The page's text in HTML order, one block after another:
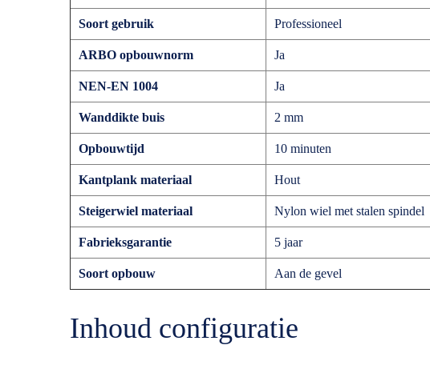
Soort gebruik Professioneel
ARBO opbouwnorm Ja
NEN-EN 1004 Ja
Wanddikte buis 2 mm
Opbouwtijd 10 minuten
Kantplank materiaal Hout
Steigerwiel materiaal Nylon wiel met stalen spindel
Fabrieksgarantie 5 jaar
Soort opbouw Aan de gevel
Inhoud configuratie